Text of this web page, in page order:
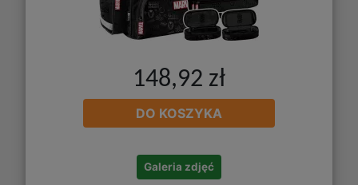
148,92 zł
DO KOSZYKA
Galeria zdjęć